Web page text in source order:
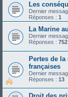
Les
Dernier
Réponses : 1
La Marine
Dernier
Réponses : 752
Pertes de
françaises
Dernier
Réponses : 13